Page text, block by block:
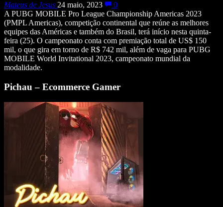
Mateus de Jesus 24 maio, 2023
0
A PUBG MOBILE Pro League Championship Americas 2023
(PMPL Americas), competição continental que reúne as melhores
equipes das Américas e também do Brasil, terá início nesta quinta-
feira (25). O campeonato conta com premiação total de US$ 150
mil, o que gira em torno de R$ 742 mil, além de vaga para PUBG
MOBILE World Invitational 2023, campeonato mundial da
modalidade.
Pichau – Ecommerce Gamer